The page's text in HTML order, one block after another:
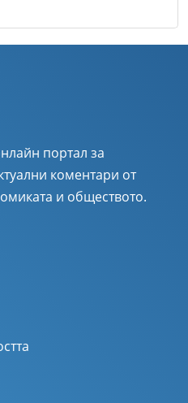
портал за
коментари от
и обществото.